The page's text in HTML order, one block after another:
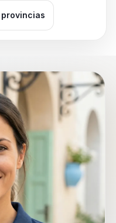
provincias